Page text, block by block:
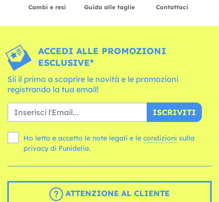
Cambi e resi Guida alle taglie Contattaci
ACCEDI ALLE PROMOZIONI
ESCLUSIVE*
Sii il primo a scoprire le novità e le promozioni
registrando la tua email!
ISCRIVITI
Ho letto e accetto le note legali e le condizioni
privacy di Funidelia.
ATTENZIONE AL CLIENTE